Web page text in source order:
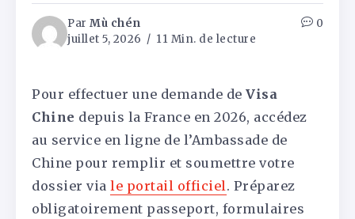
Par Mù chén
juillet 5, 2026
11 Min. de lecture
0
Pour effectuer une demande de Visa
Chine depuis la France en 2026, accédez
au service en ligne de l’Ambassade de
Chine pour remplir et soumettre votre
dossier via le portail officiel. Préparez
obligatoirement passeport, formulaires